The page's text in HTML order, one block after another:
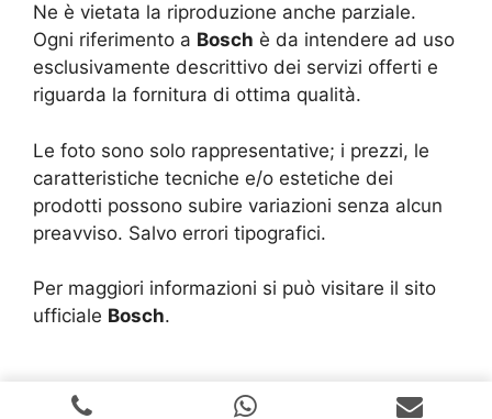
Ne è vietata la riproduzione anche parziale.
Ogni riferimento a Bosch è da intendere ad uso
esclusivamente descrittivo dei servizi offerti e
riguarda la fornitura di ottima qualità.
Le foto sono solo rappresentative; i prezzi, le
caratteristiche tecniche e/o estetiche dei
prodotti possono subire variazioni senza alcun
preavviso. Salvo errori tipografici.
Per maggiori informazioni si può visitare il sito
ufficiale Bosch.
Copyright © 2024 | Realizzazione Siti Web
Siti Roma